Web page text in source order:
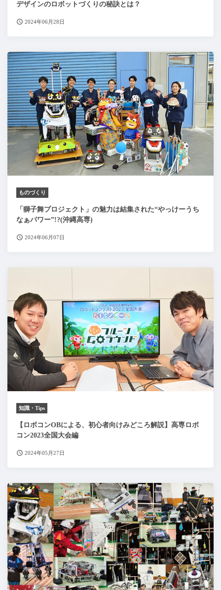
デザインのロボットづくりの秘訣とは？
2024年06月28日
ものづくり
「獅子舞プロジェクト」の魅力は結集された“やっけーうち
なぁパワー”!?(沖縄高専)
2024年06月07日
知識・Tips
【ロボコンOBによる、初心者向けみどころ解説】高専ロボ
コン2023全国大会編
2024年05月27日